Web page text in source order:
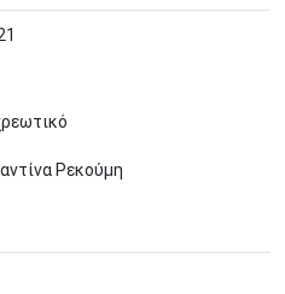
Ρεκούμη